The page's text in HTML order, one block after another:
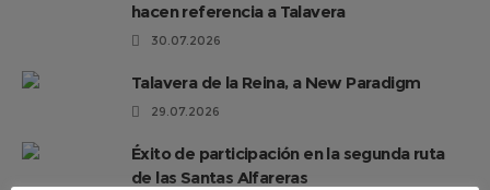
hacen referencia a Talavera
30.07.2026
Talavera de la Reina, a New Paradigm
29.07.2026
Éxito de participación en la segunda ruta
de las Santas Alfareras